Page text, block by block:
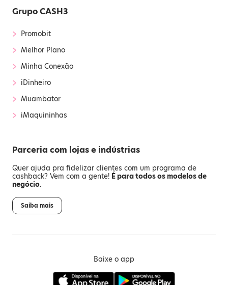
Grupo CASH3
› Promobit
› Melhor Plano
› Minha Conexão
› iDinheiro
› Muambator
› iMaquininhas
Parceria com lojas e indústrias
Quer ajuda pra fidelizar clientes com um programa de
cashback? Vem com a gente! É para todos os modelos de
negócio.
Saiba mais
Baixe o app